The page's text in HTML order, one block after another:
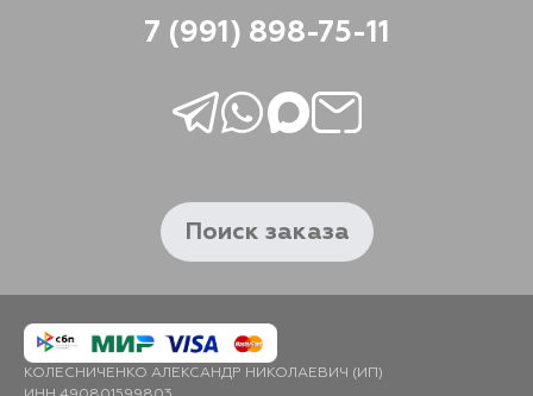
7 (991) 898-75-11
Поиск заказа
КОЛЕСНИЧЕНКО АЛЕКСАНДР НИКОЛАЕВИЧ (ИП)